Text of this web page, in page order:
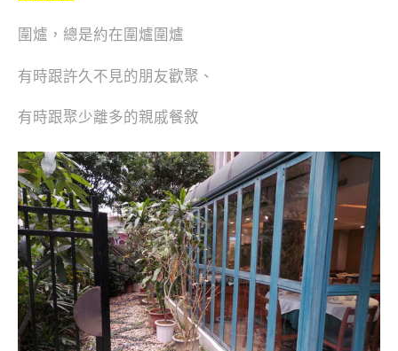
圍爐，總是約在圍爐圍爐
有時跟許久不見的朋友歡聚、
有時跟聚少離多的親戚餐敘